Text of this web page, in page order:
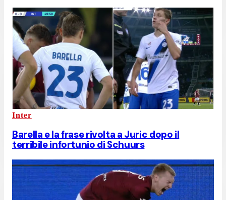
Inter
Barella e la frase rivolta a Juric dopo il
terribile infortunio di Schuurs